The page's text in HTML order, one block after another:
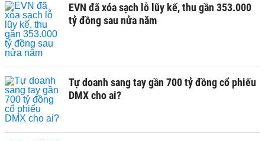
EVN đã xóa sạch lỗ lũy kế, thu gần 353.000
tỷ đồng sau nửa năm
Tự doanh sang tay gần 700 tỷ đồng cổ phiếu
DMX cho ai?